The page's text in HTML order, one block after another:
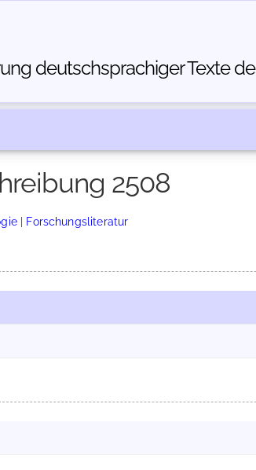
deutschsprachiger Texte
2508
| Forschungsliteratur